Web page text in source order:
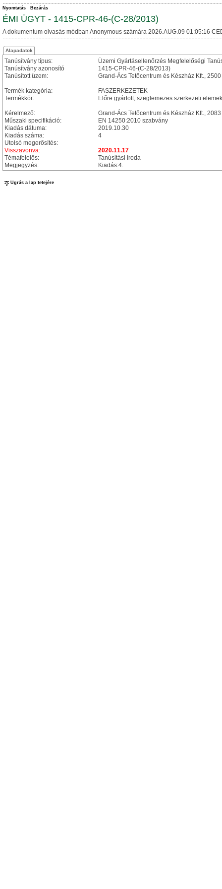
Nyomtatás Bezárás
ÉMI ÜGYT - 1415-CPR-46-(C-28/2013)
A dokumentum olvasás módban Anonymous számára 2026.AUG.09 01:05:16
Alapadatok
Tanúsítvány típus:
Üzemi Gyártásellenőrzés Megfelelőségi
Tanúsítvány azonosító
1415-CPR-46-(C-28/2013)
Tanúsított üzem:
Grand-Ács Tetőcentrum és Készház Kft.,
Termék kategória:
FASZERKEZETEK
Termékkör:
Előre gyártott, szeglemezes szerkezeti elemek
Kérelmező:
Grand-Ács Tetőcentrum és Készház Kft.,
Műszaki specifikáció:
EN 14250:2010 szabvány
Kiadás dátuma:
2019.10.30
Kiadás száma:
4
Utolsó megerősítés:
Visszavonva:
2020.11.17
Témafelelős:
Tanúsitási Iroda
Megjegyzés:
Kiadás:4.
Ugrás a lap tetejére